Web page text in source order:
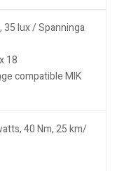
35 lux / Spanninga
18
compatible MIK
40 Nm, 25 km/